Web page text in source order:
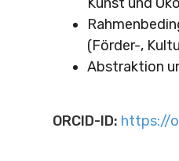
(Förder-,
Abstraktion
ORCID-ID: https://